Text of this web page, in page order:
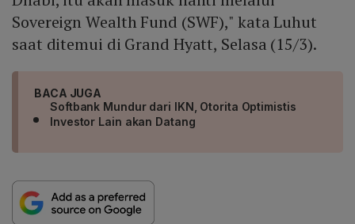
Sovereign Wealth Fund (SWF)," kata Luhut
saat ditemui di Grand Hyatt, Selasa (15/3).
BACA JUGA
Softbank Mundur dari IKN, Otorita Optimistis
Investor Lain akan Datang